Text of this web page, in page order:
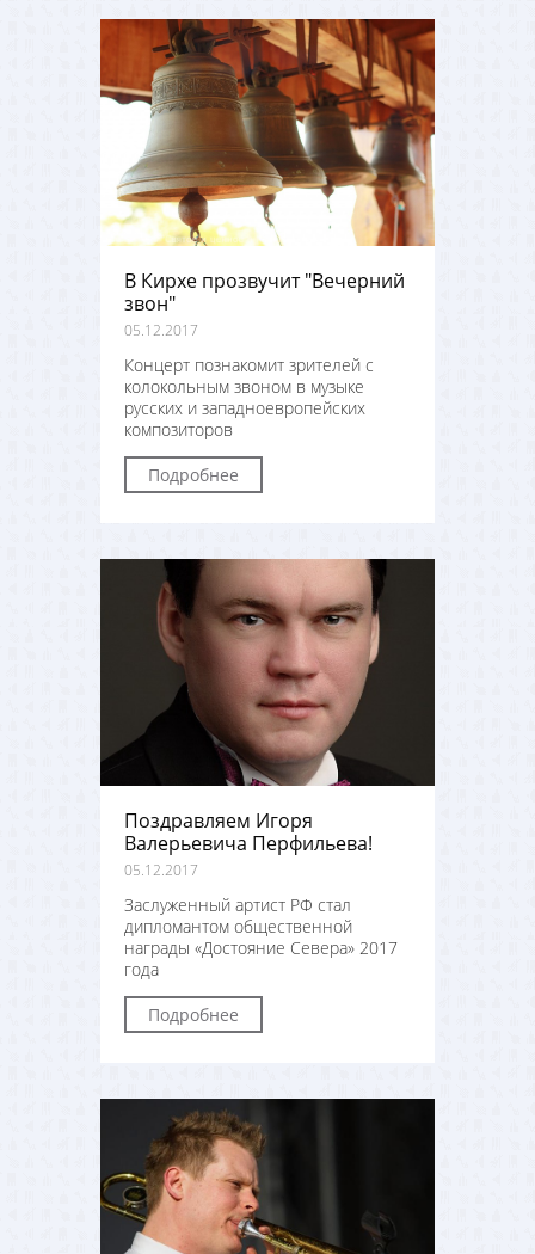
В Кирхе прозвучит "Вечерний
звон"
05.12.2017
Концерт познакомит зрителей с
колокольным звоном в музыке
русских и западноевропейских
композиторов
Подробнее
Поздравляем Игоря
Валерьевича Перфильева!
05.12.2017
Заслуженный артист РФ стал
дипломантом общественной
награды «Достояние Севера» 2017
года
Подробнее